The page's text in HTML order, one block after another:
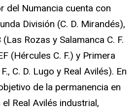
del Numancia cuenta con
División (C. D. Mirandés),
Rozas y Salamanca C. F.
(Hércules C. F.) y Primera
C. D. Lugo y Real Avilés). En
de la permanencia en
Real Avilés industrial,